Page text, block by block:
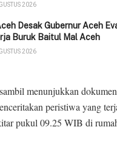
2026
Desak Gubernur Aceh
Buruk Baitul Mal Aceh
2026
menunjukkan
peristiwa yang
pukul 09.25 WIB di